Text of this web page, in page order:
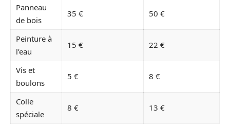
Panneau
de bois
35 € 50 €
Peinture à
l’eau
15 € 22 €
Vis et
boulons
5 € 8 €
Colle
spéciale
8 € 13 €